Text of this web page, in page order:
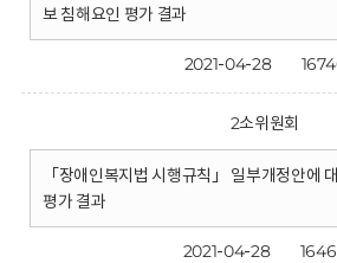
보 침해요인 평가 결과
2021-04-28
2소위원회
「장애인복지법 시행규칙」 일부개정안에
평가 결과
2021-04-28